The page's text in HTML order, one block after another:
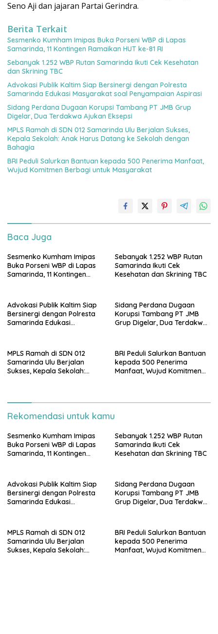
Seno Aji dan jajaran Partai Gerindra.
Berita Terkait
Sesmenko Kumham Imipas Buka Porseni WBP di Lapas
Samarinda, 11 Kontingen Ramaikan HUT ke-81 RI
Sebanyak 1.252 WBP Rutan Samarinda Ikuti Cek Kesehatan
dan Skrining TBC
Advokasi Publik Kaltim Siap Bersinergi dengan Polresta
Samarinda Edukasi Masyarakat soal Penyampaian Aspirasi
Sidang Perdana Dugaan Korupsi Tambang PT JMB Grup
Digelar, Dua Terdakwa Ajukan Eksepsi
MPLS Ramah di SDN 012 Samarinda Ulu Berjalan Sukses,
Kepala Sekolah: Anak Harus Datang ke Sekolah dengan
Bahagia
BRI Peduli Salurkan Bantuan kepada 500 Penerima Manfaat,
Wujud Komitmen Berbagi untuk Masyarakat
Baca Juga
Sesmenko Kumham Imipas
Buka Porseni WBP di Lapas
Samarinda, 11 Kontingen
Sebanyak 1.252 WBP Rutan
Samarinda Ikuti Cek
Kesehatan dan Skrining TBC
Advokasi Publik Kaltim Siap
Bersinergi dengan Polresta
Samarinda Edukasi
Sidang Perdana Dugaan
Korupsi Tambang PT JMB
Grup Digelar, Dua Terdakwa
MPLS Ramah di SDN 012
Samarinda Ulu Berjalan
Sukses, Kepala Sekolah:
BRI Peduli Salurkan Bantuan
kepada 500 Penerima
Manfaat, Wujud Komitmen
Rekomendasi untuk kamu
Sesmenko Kumham Imipas
Buka Porseni WBP di Lapas
Samarinda, 11 Kontingen
Sebanyak 1.252 WBP Rutan
Samarinda Ikuti Cek
Kesehatan dan Skrining TBC
Advokasi Publik Kaltim Siap
Bersinergi dengan Polresta
Samarinda Edukasi
Sidang Perdana Dugaan
Korupsi Tambang PT JMB
Grup Digelar, Dua Terdakwa
MPLS Ramah di SDN 012
Samarinda Ulu Berjalan
Sukses, Kepala Sekolah:
BRI Peduli Salurkan Bantuan
kepada 500 Penerima
Manfaat, Wujud Komitmen